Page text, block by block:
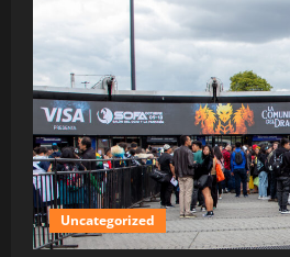
Uncategorized